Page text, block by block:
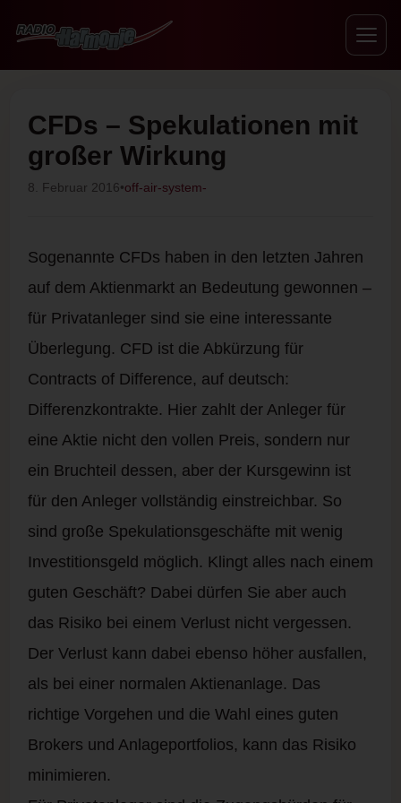
CFDs – Spekulationen mit
großer Wirkung
8. Februar 2016•off-air-system-
Sogenannte CFDs haben in den letzten Jahren
auf dem Aktienmarkt an Bedeutung gewonnen –
für Privatanleger sind sie eine interessante
Überlegung. CFD ist die Abkürzung für
Contracts of Difference, auf deutsch:
Differenzkontrakte. Hier zahlt der Anleger für
eine Aktie nicht den vollen Preis, sondern nur
ein Bruchteil dessen, aber der Kursgewinn ist
für den Anleger vollständig einstreichbar. So
sind große Spekulationsgeschäfte mit wenig
Investitionsgeld möglich. Klingt alles nach einem
guten Geschäft? Dabei dürfen Sie aber auch
das Risiko bei einem Verlust nicht vergessen.
Der Verlust kann dabei ebenso höher ausfallen,
als bei einer normalen Aktienanlage. Das
richtige Vorgehen und die Wahl eines guten
Brokers und Anlageportfolios, kann das Risiko
minimieren.